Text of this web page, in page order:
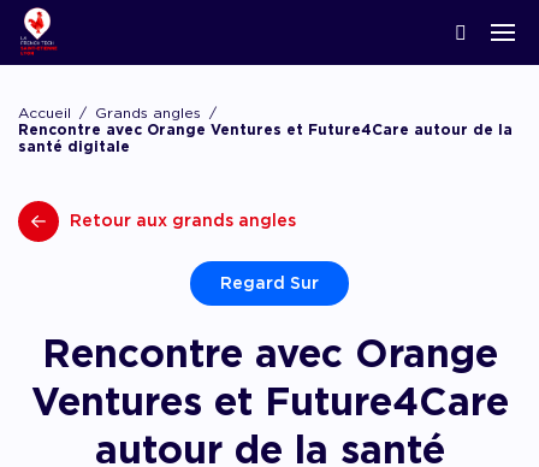
Les groupes de travail
Agenda
Les appels
Appel à candidatures, appel à manifestation
Lyon Start Up
Offres d’emploi
Panoramas
Chatbot financement
Chatbot accompagnement
Accueil
Grands angles
Rencontre avec Orange Ventures et Future4Care autour de la
santé digitale
Retour aux grands angles
Regard Sur
Rencontre avec Orange
Ventures et Future4Care
autour de la santé